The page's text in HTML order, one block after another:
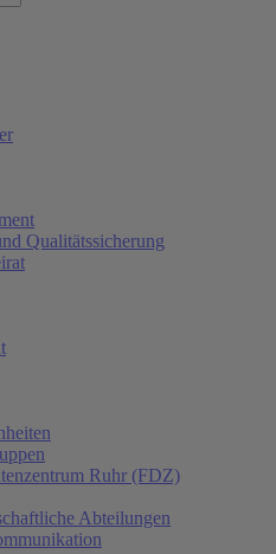
Qualitätssicherung
Ruhr (FDZ)
Abteilungen